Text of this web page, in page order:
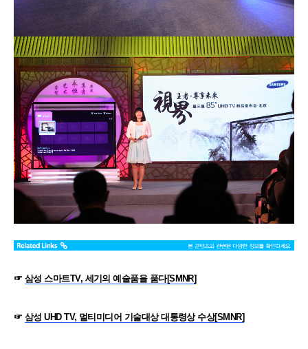
☞ 삼성 스마트TV, 세기의 예술품을 품다[SMNR]
☞ 삼성 UHD TV, 멀티미디어 기술대상 대통령상 수상[SMNR]